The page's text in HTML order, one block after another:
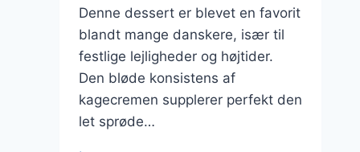
Denne dessert er blevet en favorit
blandt mange danskere, især til
festlige lejligheder og højtider.
Den bløde konsistens af
kagecremen supplerer perfekt den
let sprøde…